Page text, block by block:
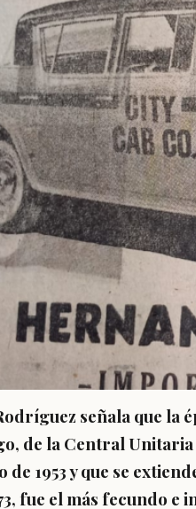
señala que la
de la Central
1953 y que se
fue el más fecundo